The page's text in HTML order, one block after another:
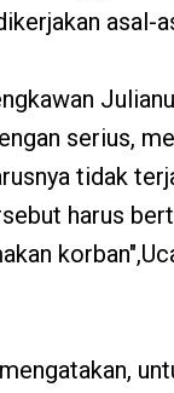
asal-
serius,
tidak
harus